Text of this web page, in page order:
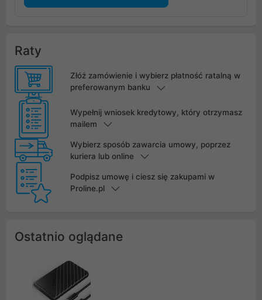
Raty
Złóż zamówienie i wybierz płatność ratalną w
preferowanym banku
Wypełnij wniosek kredytowy, który otrzymasz
mailem
Wybierz sposób zawarcia umowy, poprzez
kuriera lub online
Podpisz umowę i ciesz się zakupami w
Proline.pl
Ostatnio oglądane